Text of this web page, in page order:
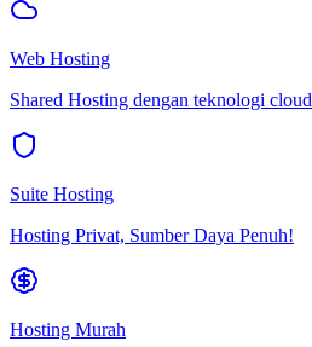
Web Hosting
Shared Hosting dengan teknologi cloud
Suite Hosting
Hosting Privat, Sumber Daya Penuh!
Hosting Murah